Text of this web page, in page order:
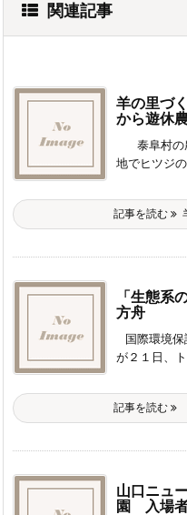
関連記事
羊の里づ
から遊休
泰阜村の
地でヒツジ
記事を読む
「生態系
方舟
国際環境
が２１日、
記事を読む
山口ニュ
園 入場者